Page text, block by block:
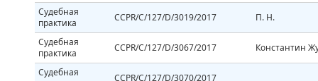
Судебная
практика
CCPR/C/127/D/3019/2017 П. Н.
Судебная
практика
CCPR/C/127/D/3067/2017 Константин
Судебная
CCPR/C/127/D/3070/2017